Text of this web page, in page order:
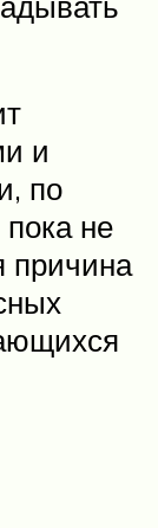
и
по
не
причина